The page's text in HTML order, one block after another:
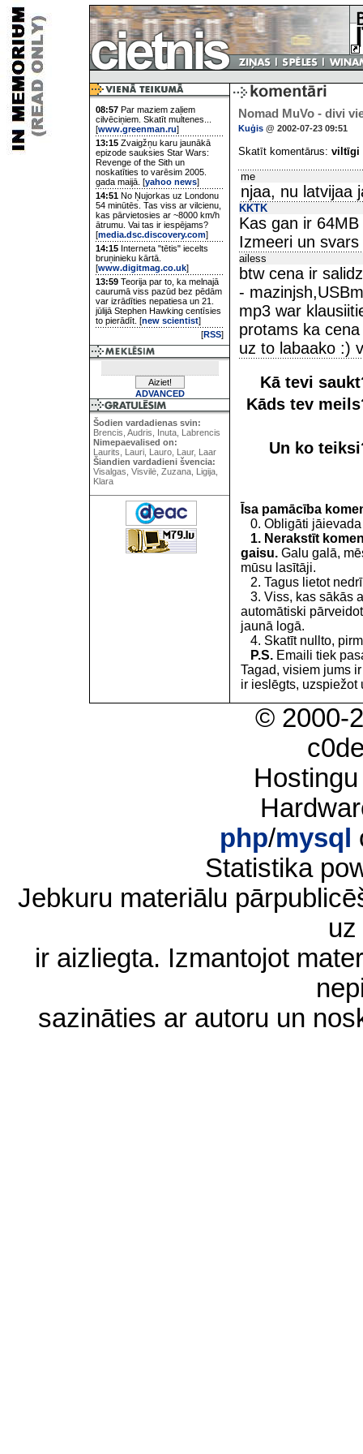
08:57 Par maziem zaļiem
cilvēciņiem. Skatīt multenes...
[www.greenman.ru]
13:15 Zvaigžņu karu jaunākā
epizode sauksies Star Wars:
Revenge of the Sith un
noskatīties to varēsim 2005.
gada maijā. [yahoo news]
14:51 No Ņujorkas uz Londonu
54 minūtēs. Tas viss ar vilcienu,
kas pārvietosies ar ~8000 km/h
ātrumu. Vai tas ir iespējams?
[media.dsc.discovery.com]
14:15 Interneta "tētis" iecelts
bruņinieku kārtā.
[www.digitmag.co.uk]
13:59 Teorija par to, ka melnajā
caurumā viss pazūd bez pēdām
var izrādīties nepatiesa un 21.
jūlijā Stephen Hawking centīsies
to pierādīt. [new scientist]
[RSS]
ADVANCED
Šodien vardadienas svin:
Brencis, Audris, Inuta, Labrencis
Nimepaevalised on:
Laurits, Lauri, Lauro, Laur, Laar
Šiandien vardadieni švencia:
Visalgas, Visvilė, Zuzana, Ligija,
Klara
Nomad MuVo - divi
Kuģis @ 2002-07-23 09:51
Skatīt komentārus: viltīgi
me
njaa, nu latvijaa
KKTK
Kas gan ir
Izmeeri un
ailess
btw cena ir
-
mp3 war
protams ka
uz to labaako :)
Kā tevi
Kāds tev
Un ko
Īsa pamācība
0. Obligāti jāievada
1. Nerakstīt
gaisu. Galu galā,
mūsu lasītāji.
2. Tagus lietot
3. Viss, kas sākās
automātiski
jaunā logā.
4. Skatīt nullto,
P.S. Emaili tiek
Tagad, visiem jums
ir ieslēgts, uzspiežot
© 2000-
php/mysql
Statistika
Jebkuru materiālu
ir aizliegta. Izmantojot
sazināties ar autoru un